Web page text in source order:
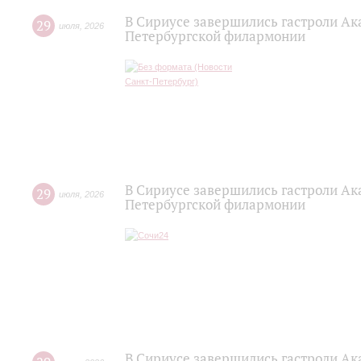
29 июля 2026
В Сириусе завершились гастроли
Петербургской филармонии
29 июля 2026
В Сириусе завершились гастроли
Петербургской филармонии